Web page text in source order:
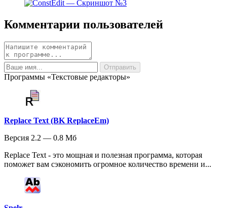
Комментарии пользователей
Программы «Текстовые редакторы»
Replace Text (BK ReplaceEm)
Версия 2.2 — 0.8 Мб
Replace Text - это мощная и полезная программа, которая
поможет вам сэкономить огромное количество времени и...